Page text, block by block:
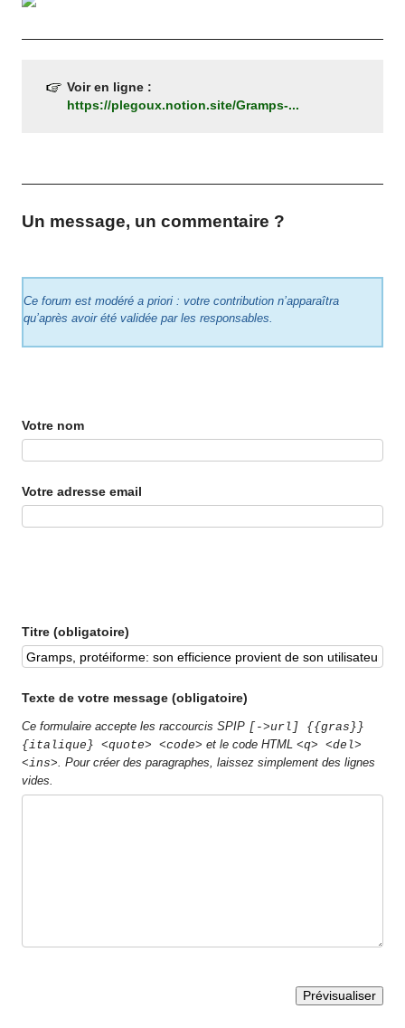
Voir en ligne :
https://plegoux.notion.site/Gramps-...
Un message, un commentaire ?
Ce forum est modéré a priori : votre contribution n’apparaîtra
qu’après avoir été validée par les responsables.
Votre nom
Votre adresse email
Titre (obligatoire)
Texte de votre message (obligatoire)
Ce formulaire accepte les raccourcis SPIP [->url] {{gras}}
{italique} <quote> <code> et le code HTML<q> <del>
<ins> . Pour créer des paragraphes, laissez simplement des lignes
vides.